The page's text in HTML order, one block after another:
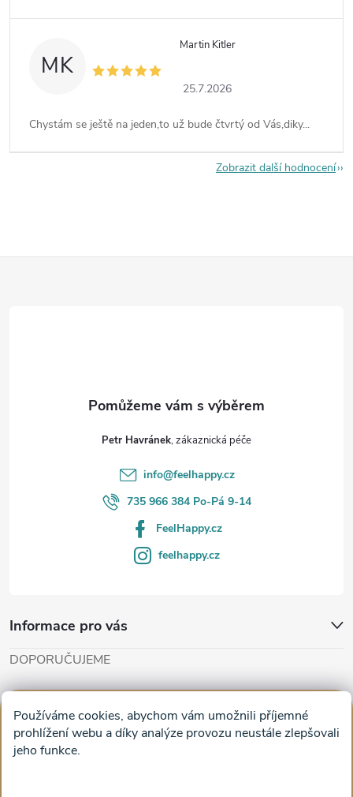
Používáme cookies, abychom vám umožnili příjemné
prohlížení webu a díky analýze provozu neustále zlepšovali
jeho funkce.
MK
Martin Kitler
25.7.2026
Chystám se ještě na jeden,to už bude čtvrtý od Vás,diky...
Zobrazit další hodnocení
Petr Havránek
info@feelhappy.cz
735 966 384 Po-Pá 9-14
FeelHappy.cz
feelhappy.cz
Informace pro vás
DOPORUČUJEME
Obrazy na plátně na zeď a stěnu do obýváku
Facebook